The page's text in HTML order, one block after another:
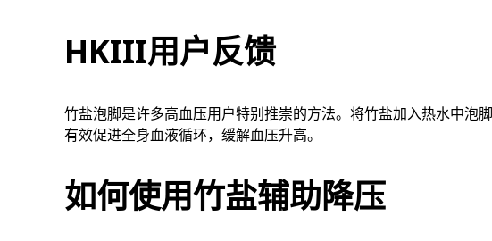
HKIII用户反馈
竹盐泡脚是许多高血压用户特别推崇的方法。将竹盐加入热水中泡
有效促进全身血液循环，缓解血压升高。
如何使用竹盐辅助降压